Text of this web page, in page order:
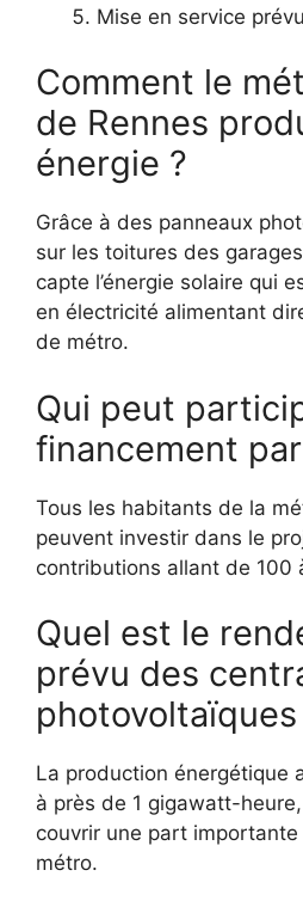
Mise en service
Comment le
de Rennes
énergie ?
Grâce à des panneaux
sur les toitures des
capte l’énergie solaire qui
en électricité alimentant
de métro.
Qui peut
financement
Tous les habitants de la
peuvent investir dans le
contributions allant de 100
Quel est le
prévu des
photovoltaïques
La production énergétique
à près de 1 gigawatt-
couvrir une part
métro.